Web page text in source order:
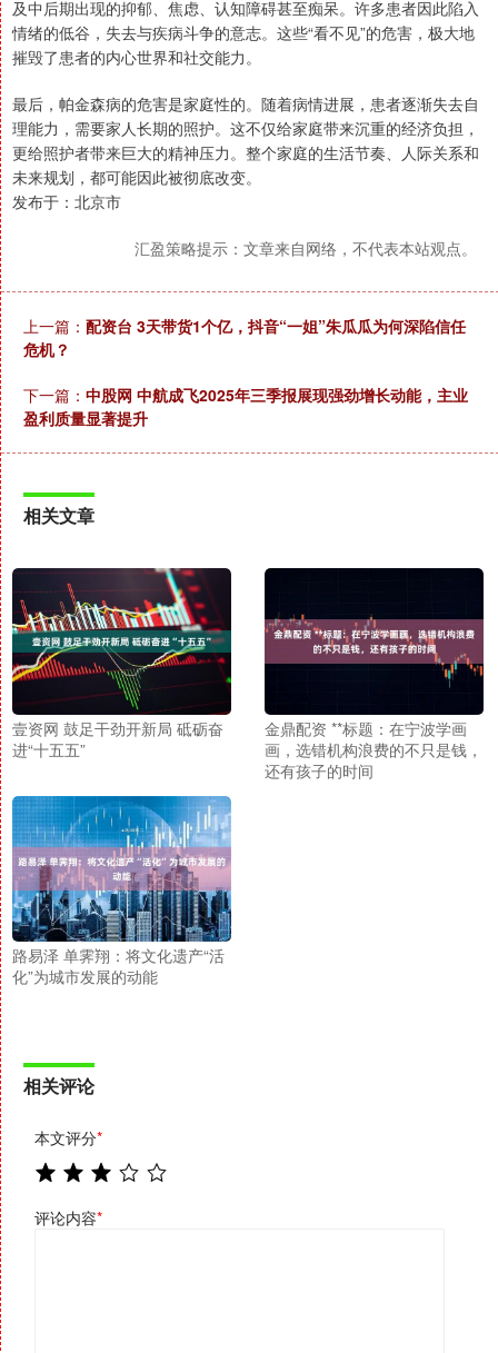
及中后期出现的抑郁、焦虑、认知障碍甚至痴呆。许多患者因此陷入
情绪的低谷，失去与疾病斗争的意志。这些“看不见”的危害，极大地
摧毁了患者的内心世界和社交能力。
最后，帕金森病的危害是家庭性的。随着病情进展，患者逐渐失去自
理能力，需要家人长期的照护。这不仅给家庭带来沉重的经济负担，
更给照护者带来巨大的精神压力。整个家庭的生活节奏、人际关系和
未来规划，都可能因此被彻底改变。
发布于：北京市
汇盈策略提示：文章来自网络，不代表本站观点。
上一篇： 配资台 3天带货1个亿，抖音“一姐”朱瓜瓜为何深陷信任
危机？
下一篇： 中股网 中航成飞2025年三季报展现强劲增长动能，主业
盈利质量显著提升
相关文章
壹资网 鼓足干劲开新局 砥砺奋
进“十五五”
金鼎配资 **标题：在宁波学画
画，选错机构浪费的不只是钱，
还有孩子的时间
路易泽 单霁翔：将文化遗产“活
化”为城市发展的动能
相关评论
本文评分*
评论内容*